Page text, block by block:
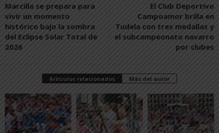
Marcilla se prepara para
vivir un momento
histórico bajo la sombra
del Eclipse Solar Total de
2026
El Club Deportivo
Campoamor brilla en
Tudela con tres medallas y
el subcampeonato navarro
por clubes
Artículos relacionados Más del autor